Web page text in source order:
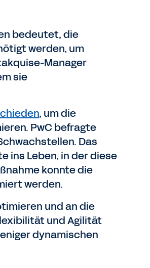
bedeutet, die
werden, um
Manager
sie
, um die
PwC befragte
Das
ins Leben, in der diese
konnte die
werden.
und an die
und Agilität
dynamischen